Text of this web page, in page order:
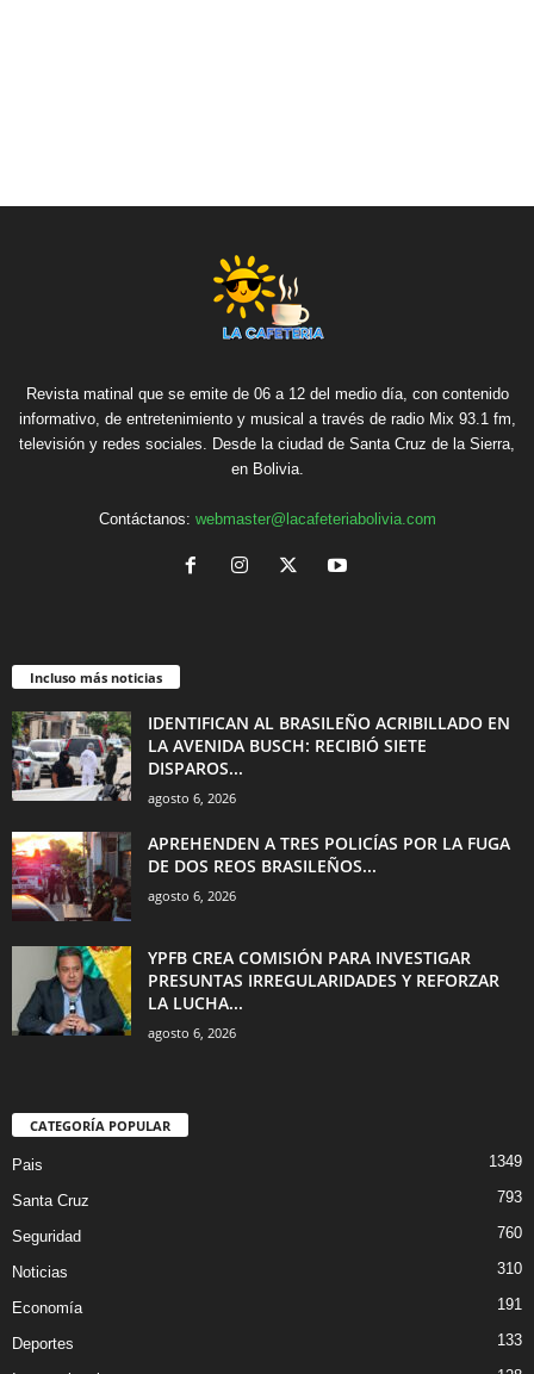
Revista matinal que se emite de 06 a 12 del medio día, con contenido
informativo, de entretenimiento y musical a través de radio Mix 93.1 fm,
televisión y redes sociales. Desde la ciudad de Santa Cruz de la Sierra,
en Bolivia.
Contáctanos: webmaster@lacafeteriabolivia.com
Incluso más noticias
IDENTIFICAN AL BRASILEÑO ACRIBILLADO EN
LA AVENIDA BUSCH: RECIBIÓ SIETE
DISPAROS...
agosto 6, 2026
APREHENDEN A TRES POLICÍAS POR LA FUGA
DE DOS REOS BRASILEÑOS...
agosto 6, 2026
YPFB CREA COMISIÓN PARA INVESTIGAR
PRESUNTAS IRREGULARIDADES Y REFORZAR
LA LUCHA...
agosto 6, 2026
CATEGORÍA POPULAR
Pais 1349
Santa Cruz 793
Seguridad 760
Noticias 310
Economía 191
Deportes 133